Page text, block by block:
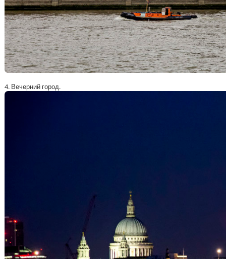
4. Вечерний город.